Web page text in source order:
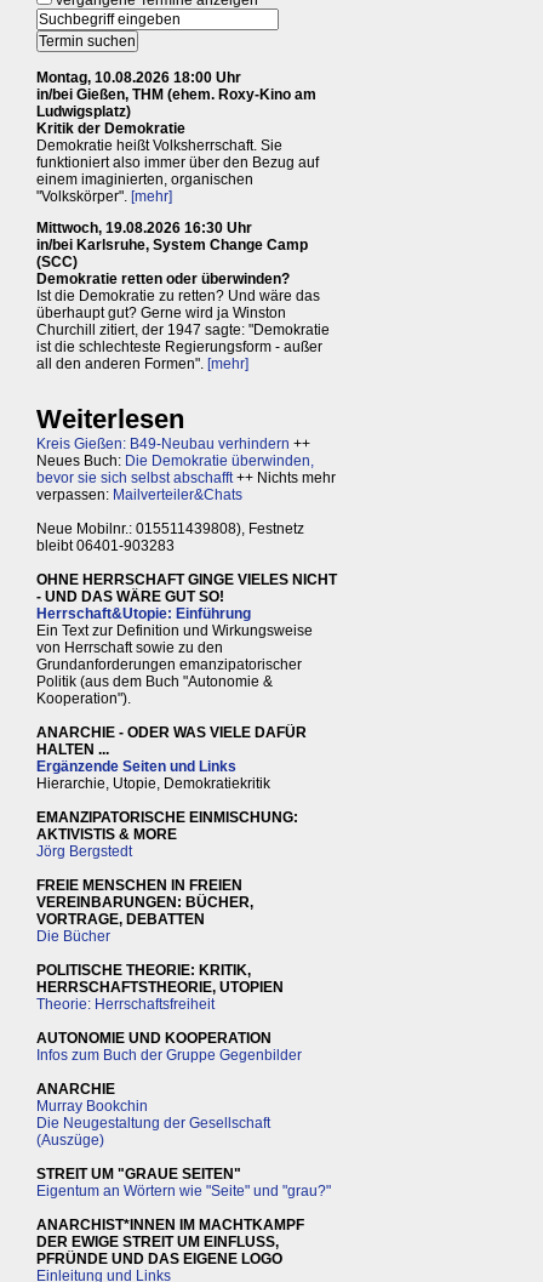
Montag, 10.08.2026 18:00 Uhr
in/bei Gießen, THM (ehem. Roxy-Kino am
Ludwigsplatz)
Kritik der Demokratie
Demokratie heißt Volksherrschaft. Sie
funktioniert also immer über den Bezug auf
einem imaginierten, organischen
"Volkskörper". [mehr]
Mittwoch, 19.08.2026 16:30 Uhr
in/bei Karlsruhe, System Change Camp
(SCC)
Demokratie retten oder überwinden?
Ist die Demokratie zu retten? Und wäre das
überhaupt gut? Gerne wird ja Winston
Churchill zitiert, der 1947 sagte: "Demokratie
ist die schlechteste Regierungsform - außer
all den anderen Formen". [mehr]
Weiterlesen
Kreis Gießen: B49-Neubau verhindern ++
Neues Buch: Die Demokratie überwinden,
bevor sie sich selbst abschafft++ Nichts mehr
verpassen: Mailverteiler&Chats
Neue Mobilnr.: 015511439808), Festnetz
bleibt 06401-903283
OHNE HERRSCHAFT GINGE VIELES NICHT
- UND DAS WÄRE GUT SO!
Herrschaft&Utopie: Einführung
Ein Text zur Definition und Wirkungsweise
von Herrschaft sowie zu den
Grundanforderungen emanzipatorischer
Politik (aus dem Buch "Autonomie &
Kooperation").
ANARCHIE - ODER WAS VIELE DAFÜR
HALTEN ...
Ergänzende Seiten und Links
Hierarchie, Utopie, Demokratiekritik
EMANZIPATORISCHE EINMISCHUNG:
AKTIVISTIS & MORE
Jörg Bergstedt
FREIE MENSCHEN IN FREIEN
VEREINBARUNGEN: BÜCHER,
VORTRAGE, DEBATTEN
Die Bücher
POLITISCHE THEORIE: KRITIK,
HERRSCHAFTSTHEORIE, UTOPIEN
Theorie: Herrschaftsfreiheit
AUTONOMIE UND KOOPERATION
Infos zum Buch der Gruppe Gegenbilder
ANARCHIE
Murray Bookchin
Die Neugestaltung der Gesellschaft
(Auszüge)
STREIT UM "GRAUE SEITEN"
Eigentum an Wörtern wie "Seite" und "grau?"
ANARCHIST*INNEN IM MACHTKAMPF
DER EWIGE STREIT UM EINFLUSS,
PFRÜNDE UND DAS EIGENE LOGO
Einleitung und Links